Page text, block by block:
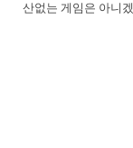
산없는 게임은 아니